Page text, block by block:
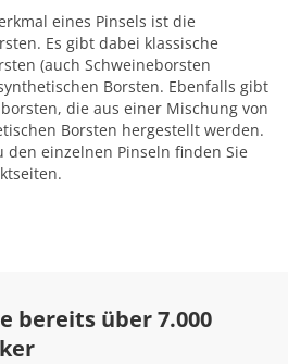
eines Pinsels ist die
Es gibt dabei klassische
(auch Schweineborsten
Borsten. Ebenfalls gibt
die aus einer Mischung von
Borsten hergestellt werden.
einzelnen Pinseln finden Sie
bereits über 7.000